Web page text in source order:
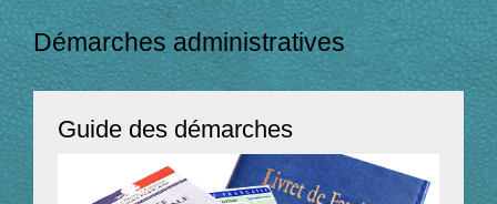
Démarches administratives
Guide des démarches